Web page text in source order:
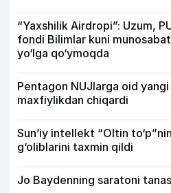
“Yaxshilik Airdropi”: Uzum,
fondi Bilimlar kuni
yo‘lga qo‘ymoqda
Pentagon NUJlarga oid yangi
maxfiylikdan chiqardi
Sun’iy intellekt “Oltin
g‘oliblarini taxmin qildi
Jo Baydenning saratoni